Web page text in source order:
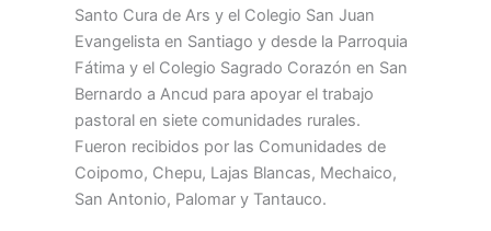
Santo Cura de Ars y el Colegio San Juan
Evangelista en Santiago y desde la Parroquia
Fátima y el Colegio Sagrado Corazón en San
Bernardo a Ancud para apoyar el trabajo
pastoral en siete comunidades rurales.
Fueron recibidos por las Comunidades de
Coipomo, Chepu, Lajas Blancas, Mechaico,
San Antonio, Palomar y Tantauco.